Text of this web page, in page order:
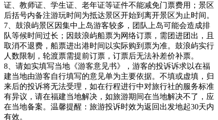
证、教师证、学生证、老年证等证件不能减免门票费用；景区
后括号内备注游玩时间为抵达景区开始到离开景区为止时间。
7、鼓浪屿景区因集中上岛游客较多，团队上岛可能会造成排
队等候时间过长；因鼓浪屿船票为网络订票，需团进团出，且
取消不退费，船票进出港时间以实际购到票为准。鼓浪屿实行
人数限制，轮渡票需提前订票，订票后无法补差价补票。
8、请如实填写当地《游客意见书》，游客的投诉诉求以在福
建当地由游客自行填写的意见单为主要依据。不填或虚填，归
来后的投诉将无法受理，如在行程进行中对旅行社的服务标准
有异议，请在福建当地解决，如旅游期间在当地解决不了，应
在当地备案。温馨提醒：旅游投诉时效为返回出发地起30天内
有效。